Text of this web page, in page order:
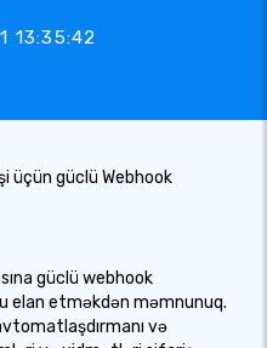
13:35:42
üçün güclü Webhook
güclü webhook
elan etməkdən məmnunuq.
və